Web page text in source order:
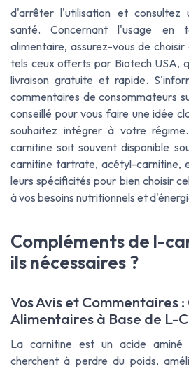
d'arrêter l'utilisation et consultez
santé. Concernant l'usage en
alimentaire, assurez-vous de
tels ceux offerts par Biotech USA,
livraison gratuite et rapide.
commentaires de consommateurs
conseillé pour vous faire une idée
souhaitez intégrer à votre
carnitine soit souvent disponible
carnitine tartrate, acétyl-carnitine,
leurs spécificités pour bien choisir
à vos besoins nutritionnels et
Compléments de l-
ils nécessaires ?
Vos Avis et Commentaires
Alimentaires à Base de L-
La carnitine est un acide
cherchent à perdre du poids,